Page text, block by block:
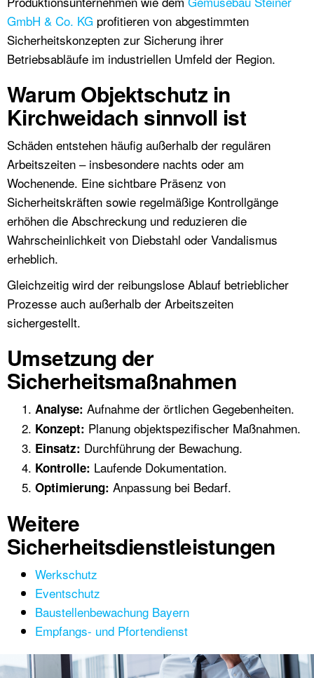
GmbH & Co. KG profitieren von abgestimmten
Sicherheitskonzepten zur Sicherung ihrer
Betriebsabläufe im industriellen Umfeld der Region.
Warum Objektschutz in
Kirchweidach sinnvoll ist
Schäden entstehen häufig außerhalb der regulären
Arbeitszeiten – insbesondere nachts oder am
Wochenende. Eine sichtbare Präsenz von
Sicherheitskräften sowie regelmäßige Kontrollgänge
erhöhen die Abschreckung und reduzieren die
Wahrscheinlichkeit von Diebstahl oder Vandalismus
erheblich.
Gleichzeitig wird der reibungslose Ablauf betrieblicher
Prozesse auch außerhalb der Arbeitszeiten
sichergestellt.
Umsetzung der
Sicherheitsmaßnahmen
Analyse: Aufnahme der örtlichen Gegebenheiten.
Konzept: Planung objektspezifischer Maßnahmen.
Einsatz: Durchführung der Bewachung.
Kontrolle: Laufende Dokumentation.
Optimierung: Anpassung bei Bedarf.
Weitere
Sicherheitsdienstleistungen
Werkschutz
Eventschutz
Baustellenbewachung Bayern
Empfangs- und Pfortendienst